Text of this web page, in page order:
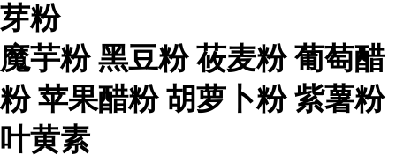
芽粉
魔芋粉 黑豆粉 莜麦粉 葡萄醋
粉 苹果醋粉 胡萝卜粉 紫薯粉
叶黄素